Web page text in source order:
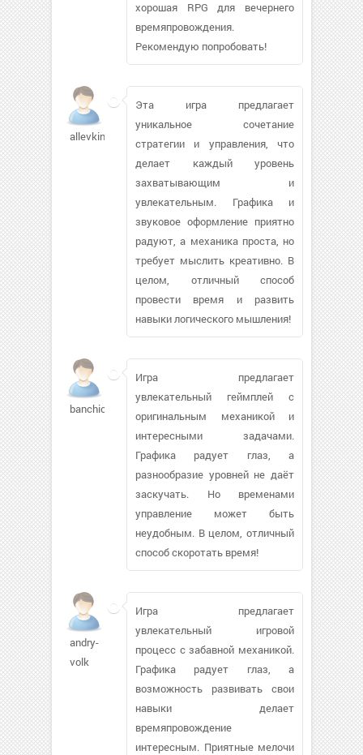
хорошая RPG для вечернего
времяпровождения.
Рекомендую попробовать!
allevkin262
Эта игра предлагает
уникальное сочетание
стратегии и управления, что
делает каждый уровень
захватывающим и
увлекательным. Графика и
звуковое оформление приятно
радуют, а механика проста, но
требует мыслить креативно. В
целом, отличный способ
провести время и развить
навыки логического мышления!
banchick606
Игра предлагает
увлекательный геймплей с
оригинальным механикой и
интересными задачами.
Графика радует глаз, а
разнообразие уровней не даёт
заскучать. Но временами
управление может быть
неудобным. В целом, отличный
способ скоротать время!
andry-
volk
Игра предлагает
увлекательный игровой
процесс с забавной механикой.
Графика радует глаз, а
возможность развивать свои
навыки делает
времяпровождение
интересным. Приятные мелочи